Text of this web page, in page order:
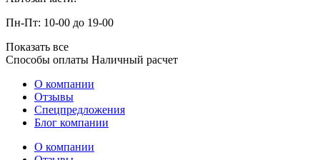
Пн-Пт: 10-00 до 19-00
Показать все
Способы оплаты Наличный расчет
О компании
Отзывы
Спецпредложения
Блог компании
О компании